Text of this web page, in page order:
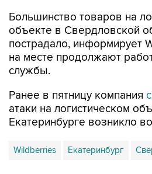
Большинство товаров на
объекте в Свердловской
пострадало, информирует
на месте продолжают
службы.
Ранее в пятницу компания
атаки на логистическом
Екатеринбурге возникло
Wildberries Екатеринбург